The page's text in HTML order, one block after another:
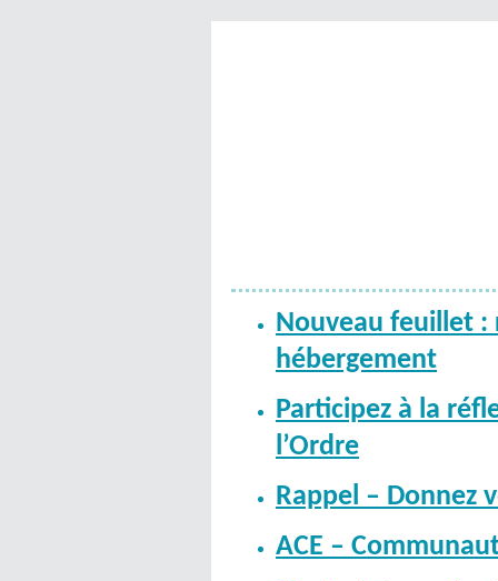
Nouveau feuillet :
hébergement
Participez à la
l’Ordre
Rappel – Donnez
ACE –